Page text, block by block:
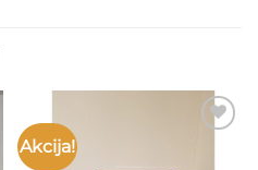
Akcija!